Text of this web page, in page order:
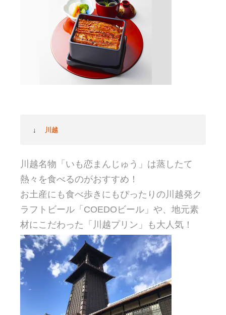
↓ 川越
川越名物「いも恋まんじゅう」は蒸したて
熱々を食べるのがおすすめ！
お土産にも食べ歩きにもぴったりの川越発ク
ラフトビール「COEDOビール」や、地元素
材にこだわった「川越プリン」も大人気！